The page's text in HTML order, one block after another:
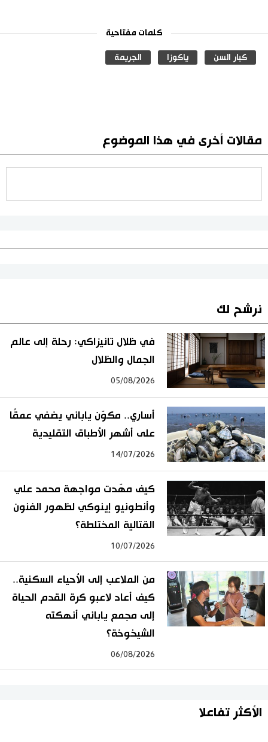
كلمات مفتاحية
كبار السن ياكوزا الجريمة
مقالات أخرى في هذا الموضوع
نرشح لك
في ظلال تانيزاكي: رحلة إلى عالم
الجمال والظلال
05/08/2026
أساري.. مكوّن ياباني يضفي عمقًا
على أشهر الأطباق التقليدية
14/07/2026
كيف مهّدت مواجهة محمد علي
وأنطونيو إينوكي لظهور الفنون
القتالية المختلطة؟
10/07/2026
من الملاعب إلى الأحياء السكنية..
كيف أعاد لاعبو كرة القدم الحياة
إلى مجمع ياباني أنهكته
الشيخوخة؟
06/08/2026
الأكثر تفاعلا